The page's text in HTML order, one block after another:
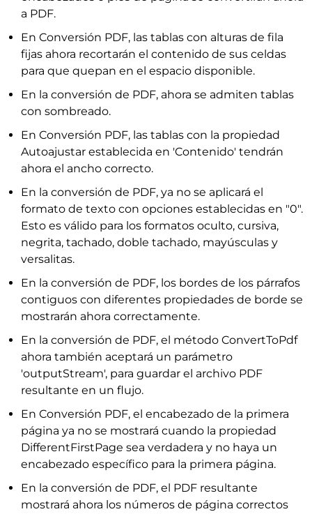
a PDF.
En Conversión PDF, las tablas con alturas de fila
fijas ahora recortarán el contenido de sus celdas
para que quepan en el espacio disponible.
En la conversión de PDF, ahora se admiten tablas
con sombreado.
En Conversión PDF, las tablas con la propiedad
Autoajustar establecida en 'Contenido' tendrán
ahora el ancho correcto.
En la conversión de PDF, ya no se aplicará el
formato de texto con opciones establecidas en "0".
Esto es válido para los formatos oculto, cursiva,
negrita, tachado, doble tachado, mayúsculas y
versalitas.
En la conversión de PDF, los bordes de los párrafos
contiguos con diferentes propiedades de borde se
mostrarán ahora correctamente.
En la conversión de PDF, el método ConvertToPdf
ahora también aceptará un parámetro
'outputStream', para guardar el archivo PDF
resultante en un flujo.
En Conversión PDF, el encabezado de la primera
página ya no se mostrará cuando la propiedad
DifferentFirstPage sea verdadera y no haya un
encabezado específico para la primera página.
En la conversión de PDF, el PDF resultante
mostrará ahora los números de página correctos